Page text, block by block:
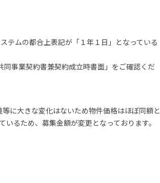
テムの都合上表記が「１年１日」となっている
事業契約書兼契約成立時書面」をご確認くだ
に大きな変化はないため物件価格はほぼ同額と
るため、募集金額が変更となっております。